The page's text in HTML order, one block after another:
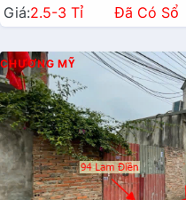
Giá:2.5-3 Tỉ Đã Có Sổ
CHƯƠNG MỸ